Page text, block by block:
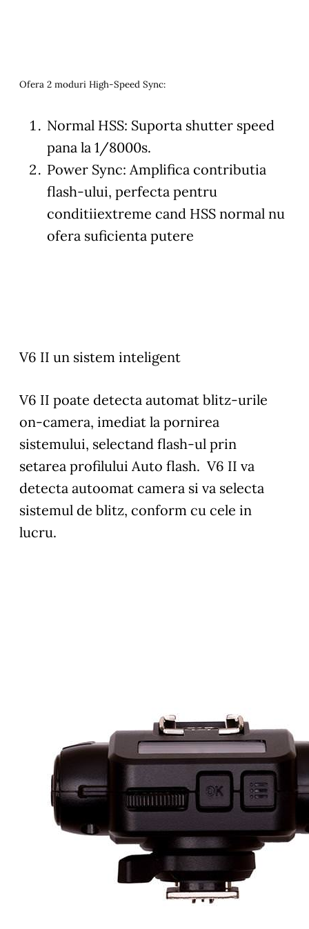
Ofera 2 moduri High-Speed Sync:
Normal HSS: Suporta shutter speed
pana la 1/8000s.
Power Sync: Amplifica contributia
flash-ului, perfecta pentru
conditiiextreme cand HSS normal nu
ofera suficienta putere
V6 II un sistem inteligent
V6 II poate detecta automat blitz-urile
on-camera, imediat la pornirea
sistemului, selectand flash-ul prin
setarea profilului Auto flash. V6 II va
detecta autoomat camera si va selecta
sistemul de blitz, conform cu cele in
lucru.